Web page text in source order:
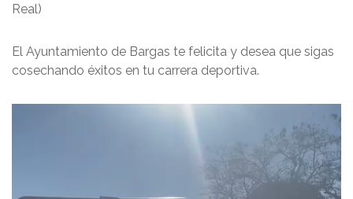
Real)
El Ayuntamiento de Bargas te felicita y desea que sigas
cosechando éxitos en tu carrera deportiva.